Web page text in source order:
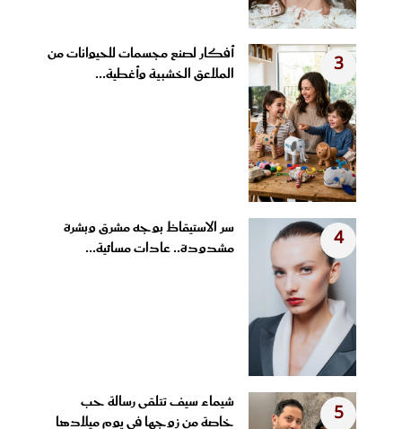
3
أفكار لصنع مجسمات للحيوانات من
الملاعق الخشبية وأغطية...
4
سر الاستيقاظ بوجه مشرق وبشرة
مشدودة.. عادات مسائية...
5
شيماء سيف تتلقى رسالة حب
خاصة من زوجها في يوم ميلادها